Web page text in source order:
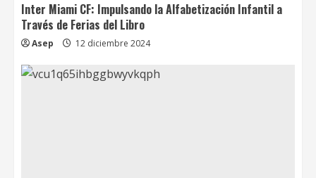
Inter Miami CF: Impulsando la Alfabetización Infantil a
Través de Ferias del Libro
Asep 12 diciembre 2024